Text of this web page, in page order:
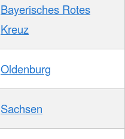
Bayerisches Rotes
Kreuz
Oldenburg
Sachsen